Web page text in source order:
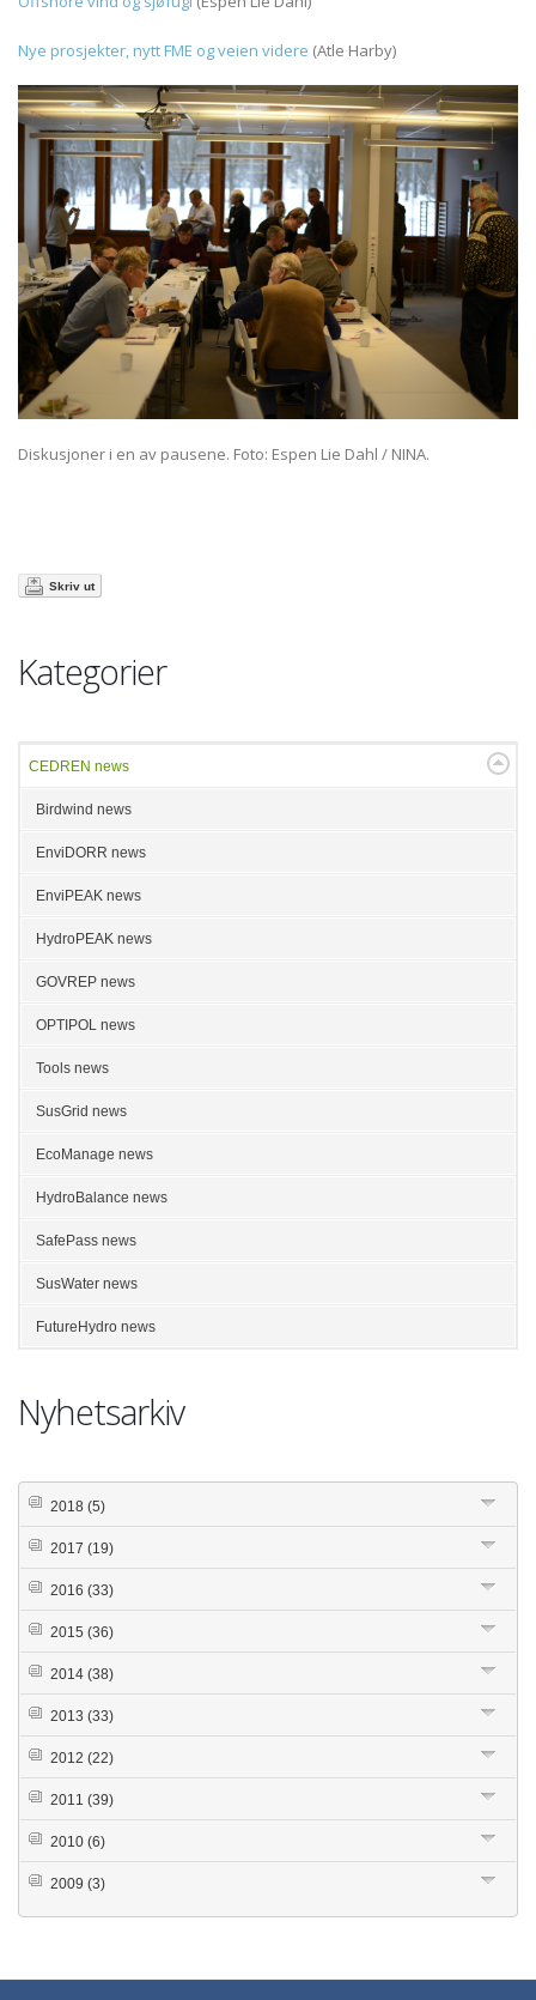
Nye prosjekter, nytt FME og veien videre (Atle Harby)
Diskusjoner i en av pausene. Foto: Espen Lie Dahl / NINA.
Skriv ut
Kategorier
CEDREN news
Birdwind news
EnviDORR news
EnviPEAK news
HydroPEAK news
GOVREP news
OPTIPOL news
Tools news
SusGrid news
EcoManage news
HydroBalance news
SafePass news
SusWater news
FutureHydro news
Nyhetsarkiv
2018 (5)
2017 (19)
2016 (33)
2015 (36)
2014 (38)
2013 (33)
2012 (22)
2011 (39)
2010 (6)
2009 (3)